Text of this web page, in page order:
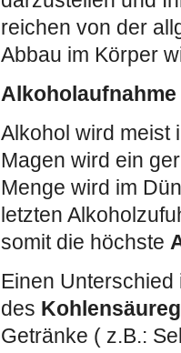
reichen von der
Abbau im Körper
Alkohol wird meist
Magen wird ein
Menge wird im
letzten
somit die höchste
Einen
des
Getränke ( z.B.: